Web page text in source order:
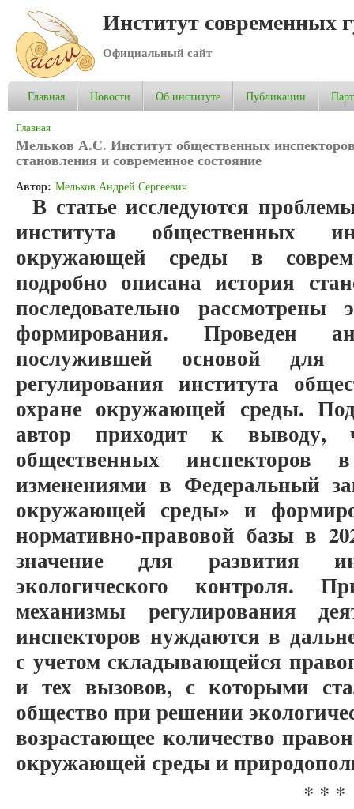
Институт современных
Официальный сайт
Главная Новости Об институте Публикации
Вы здесь
Главная
Мельков А.С. Институт общественных
становления и современное состояние
Автор: Мельков Андрей Сергеевич
В статье исследуются
института общественных
окружающей среды в
подробно описана история
последовательно
формирования. Проведен
послужившей основой для
регулирования института
охране окружающей среды.
автор приходит к выводу,
общественных
изменениями в Федеральный
окружающей среды» и
нормативно-правовой базы в
значение для развития
экологического контроля.
механизмы регулирования
инспекторов нуждаются в
с учетом складывающейся
и тех вызовов, с которыми
общество при решении
возрастающее количество
окружающей среды и
* * *